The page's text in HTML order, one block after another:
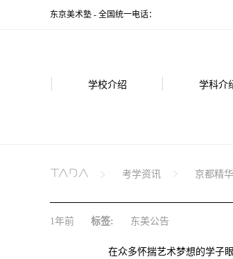
东京美术塾 - 全国统一电话：
学校介绍 学科介
考学资讯 京都精
1年前 标签: 东美公告
在众多怀揣艺术梦想的学子眼